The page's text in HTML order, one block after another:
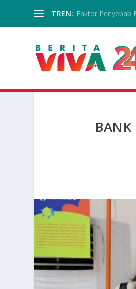
TREN: Faktor Penyebab